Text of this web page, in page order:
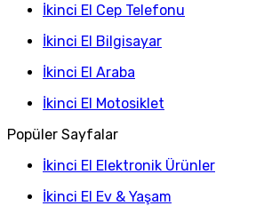
İkinci El Cep Telefonu
İkinci El Bilgisayar
İkinci El Araba
İkinci El Motosiklet
Popüler Sayfalar
İkinci El Elektronik Ürünler
İkinci El Ev & Yaşam